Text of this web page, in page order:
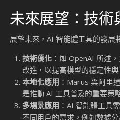
未來展望：技術
展望未來，AI 智能體工具的發展
技術優化 ：如 OpenAI 所述
改進，以提高模型的穩定性與
本地化應用 ：Manus 與阿里
是推動 AI 工具普及的重要策
多場景應用 ：AI 智能體工具
不同用戶的需求，例如數據